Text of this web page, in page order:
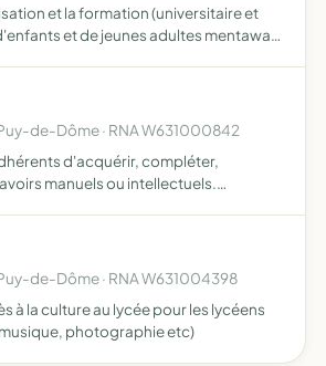
et la formation (universitaire et
et de jeunes adultes mentawai,
de-Dôme · RNA W631000842
d'acquérir, compléter,
manuels ou intellectuels.
de-Dôme · RNA W631004398
à la culture au lycée pour les lycéens
photographie etc)